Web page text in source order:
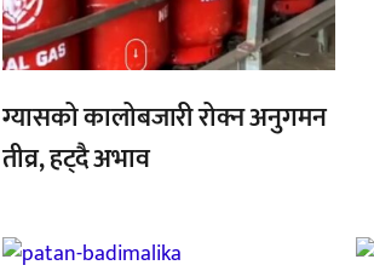
ग्यासको कालोबजारी रोक्न अनुगमन
तीव्र, हट्दै अभाव
, ,,